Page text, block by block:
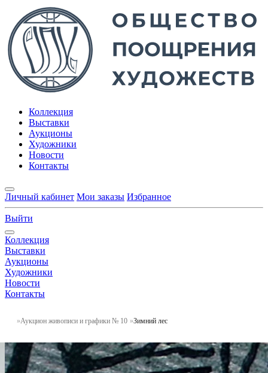
Коллекция
Выставки
Аукционы
Художники
Новости
Контакты
Личный кабинет Мои заказы Избранное
Выйти
Коллекция
Выставки
Аукционы
Художники
Новости
Контакты
Аукцион живописи и графики № 10 Зимний лес